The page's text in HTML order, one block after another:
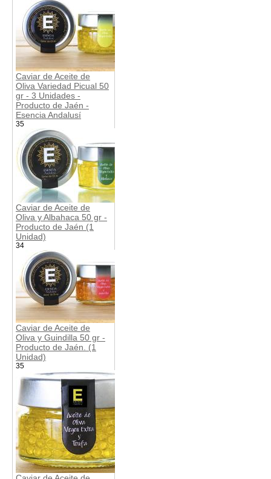
Caviar de Aceite de
Oliva Variedad Picual 50
gr - 3 Unidades -
Producto de Jaén -
Esencia Andalusí
35
Caviar de Aceite de
Oliva y Albahaca 50 gr -
Producto de Jaén (1
Unidad)
34
Caviar de Aceite de
Oliva y Guindilla 50 gr -
Producto de Jaén. (1
Unidad)
35